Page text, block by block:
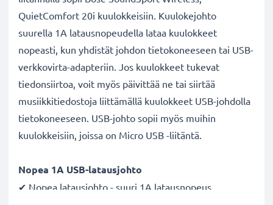
QuietComfort 20i kuulokkeisiin. Kuulokejohto
suurella 1A latausnopeudella lataa kuulokkeet
nopeasti, kun yhdistät johdon tietokoneeseen tai USB-
verkkovirta-adapteriin. Jos kuulokkeet tukevat
tiedonsiirtoa, voit myös päivittää ne tai siirtää
musiikkitiedostoja liittämällä kuulokkeet USB-johdolla
tietokoneeseen. USB-johto sopii myös muihin
kuulokkeisiin, joissa on Micro USB -liitäntä.
Nopea 1A USB-latausjohto
✔ Nopea latausjohto - suuri 1A latausnopeus